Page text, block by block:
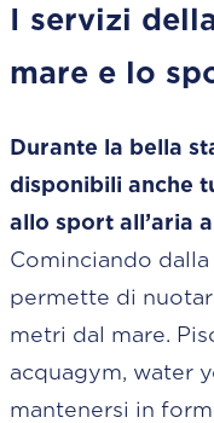
I servizi
mare e lo
Durante la bella
disponibili anche
allo sport all’aria
Cominciando
permette di
metri dal mare.
acquagym, water
mantenersi in